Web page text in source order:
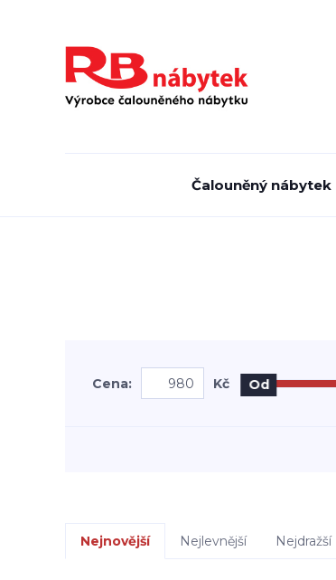
Čalouněný nábytek
Cena: Kč Od
Nejnovější Nejlevnější Nejdražší